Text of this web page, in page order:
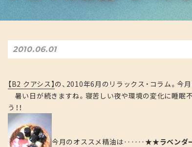
2010.06.01
【B2 クアシス】の、2010年6月のリラックス・コラム。
暑い日が続きますね。寝苦しい夜や環境の変化に睡眠
う！！
今月のオススメ精油は‥‥‥ ★★ラベン